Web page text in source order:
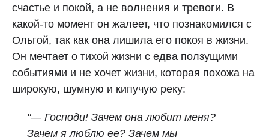
счастье и покой, а не волнения и тревоги. В
какой-то момент он жалеет, что познакомился с
Ольгой, так как она лишила его покоя в жизни.
Он мечтает о тихой жизни с едва ползущими
событиями и не хочет жизни, которая похожа на
широкую, шумную и кипучую реку:
"— Господи! Зачем она любит меня?
Зачем я люблю ее? Зачем мы